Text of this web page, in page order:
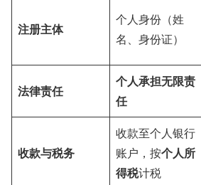
注册主体
个人身份（姓
名、身份证）
法律责任
个人承担无限责
任
收款与税务
收款至个人银行
账户，按个人所
得税计税